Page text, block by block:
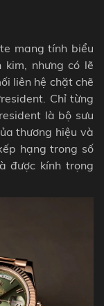
mang tính biểu
nhưng có lẽ
liên hệ chặt chẽ
Chỉ từng
là bộ sưu
thương hiệu và
hạng trong số
được kính trọng